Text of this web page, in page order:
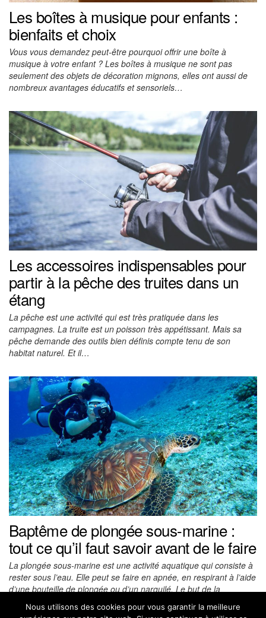
Les boîtes à musique pour enfants :
bienfaits et choix
Vous vous demandez peut-être pourquoi offrir une boîte à
musique à votre enfant ? Les boîtes à musique ne sont pas
seulement des objets de décoration mignons, elles ont aussi de
nombreux avantages éducatifs et sensoriels…
Les accessoires indispensables pour
partir à la pêche des truites dans un
étang
La pêche est une activité qui est très pratiquée dans les
campagnes. La truite est un poisson très appétissant. Mais sa
pêche demande des outils bien définis compte tenu de son
habitat naturel. Et il…
Baptême de plongée sous-marine :
tout ce qu’il faut savoir avant de le faire
La plongée sous-marine est une activité aquatique qui consiste à
rester sous l’eau. Elle peut se faire en apnée, en respirant à l’aide
d’une bouteille de plongée ou d’un narguilé. Le but de la
plongée…
Nous utilisons des cookies pour vous garantir la meilleure